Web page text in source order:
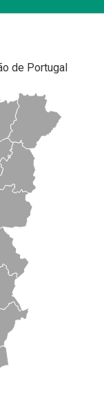
de Portugal